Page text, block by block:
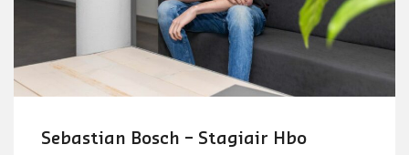
Sebastian Bosch – Stagiair Hbo